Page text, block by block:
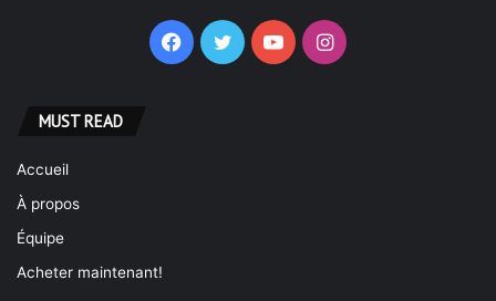
Facebook
TwitterYouTubeInstagram
MUST READ
Accueil
À propos
Équipe
Acheter maintenant!